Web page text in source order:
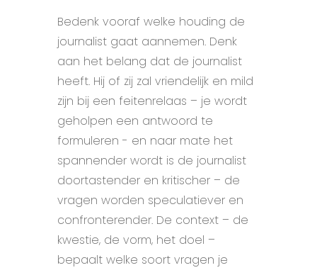
Bedenk vooraf welke houding de
journalist gaat aannemen. Denk
aan het belang dat de journalist
heeft. Hij of zij zal vriendelijk en mild
zijn bij een feitenrelaas – je wordt
geholpen een antwoord te
formuleren - en naar mate het
spannender wordt is de journalist
doortastender en kritischer – de
vragen worden speculatiever en
confronterender. De context – de
kwestie, de vorm, het doel –
bepaalt welke soort vragen je